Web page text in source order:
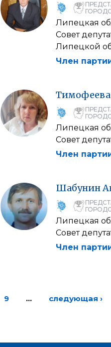
Липецкая
Совет
Липецкой
Член
Тимофеева
Липецкая
Совет
Член
Шабунин
Липецкая
Совет
Член
9 … следующая ›